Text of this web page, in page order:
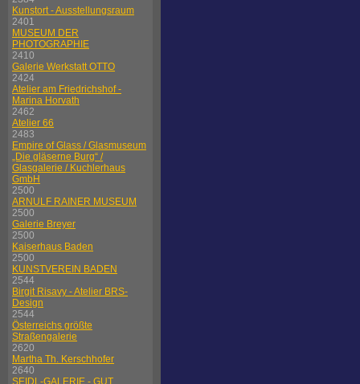
Kunstort - Ausstellungsraum
2401
MUSEUM DER
PHOTOGRAPHIE
2410
Galerie Werkstatt OTTO
2424
Atelier am Friedrichshof -
Marina Horvath
2462
Atelier 66
2483
Empire of Glass / Glasmuseum
„Die gläserne Burg“ /
Glasgalerie / Kuchlerhaus
GmbH
2500
ARNULF RAINER MUSEUM
2500
Galerie Breyer
2500
Kaiserhaus Baden
2500
KUNSTVEREIN BADEN
2544
Birgit Risavy - Atelier BRS-
Design
2544
Österreichs größte
Straßengalerie
2620
Martha Th. Kerschhofer
2640
SEIDL-GALERIE - GUT